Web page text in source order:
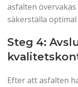
asfalten
säkerställa
Steg 4:
Efter att asfalten